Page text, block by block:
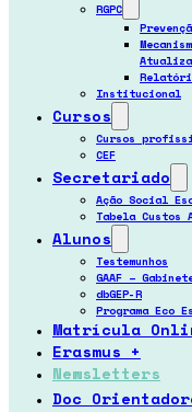
RGPC
Institucional
Cursos
Cursos
CEF
Secretariado
Ação Social
Tabela Custos
Alunos
Testemunhos
GAAF –
dbGEP-R
Programa Eco
Matrícula
Erasmus +
Newsletters
Doc